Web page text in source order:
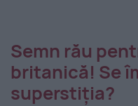
Semn rău
britanică! Se
superstiția?